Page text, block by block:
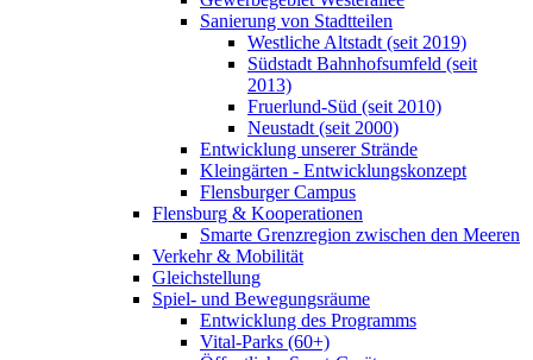
Sanierung von Stadtteilen
Westliche Altstadt (seit 2019)
Südstadt Bahnhofsumfeld (seit
2013)
Fruerlund-Süd (seit 2010)
Neustadt (seit 2000)
Entwicklung unserer Strände
Kleingärten - Entwicklungskonzept
Flensburger Campus
Flensburg & Kooperationen
Smarte Grenzregion zwischen den Meeren
Verkehr & Mobilität
Gleichstellung
Spiel- und Bewegungsräume
Entwicklung des Programms
Vital-Parks (60+)